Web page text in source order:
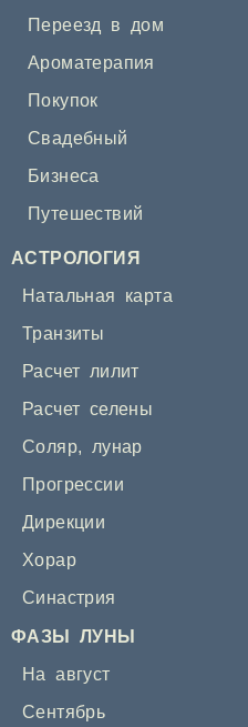
Переезд в дом
Ароматерапия
Покупок
Свадебный
Бизнеса
Путешествий
АСТРОЛОГИЯ
Натальная карта
Транзиты
Расчет лилит
Расчет селены
Соляр, лунар
Прогрессии
Дирекции
Хорар
Синастрия
ФАЗЫ ЛУНЫ
На август
Сентябрь